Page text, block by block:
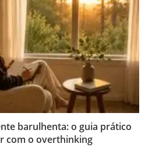
barulhenta: o guia prático
com o overthinking